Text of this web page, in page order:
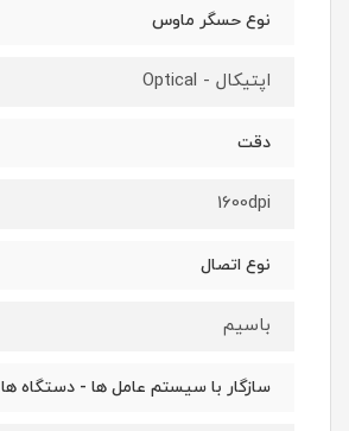
نوع حسگر ماوس
اپتیکال - Optical
دقت
1600dpi
نوع اتصال
باسیم
سازگار با سیستم عامل‌ ها - دستگاه ها